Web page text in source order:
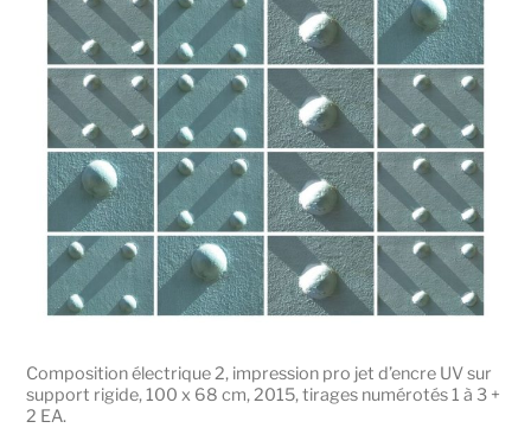
Composition électrique 2, impression pro jet d’encre UV sur
support rigide, 100 x 68 cm, 2015, tirages numérotés 1 à 3 +
2 EA.